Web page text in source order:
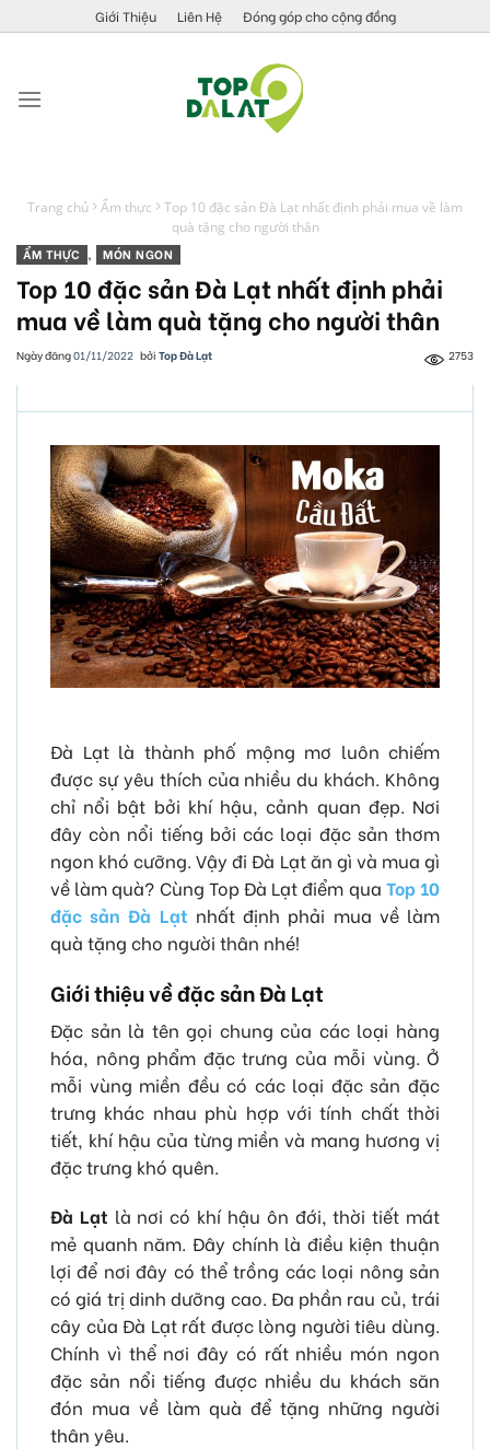
to
Giới Thiệu Liên Hệ Đóng góp cho cộng đồng
Trang chủ Ẩm thực
Top 10 đặc sản Đà Lạt nhất định phải mua về làm
quà tặng cho người thân
ẨM THỰC , MÓN NGON
Top 10 đặc sản Đà Lạt nhất định phải
mua về làm quà tặng cho người thân
Ngày đăng01/11/2022 bởi Top Đà Lạt 2753
Đà Lạt là thành phố mộng mơ luôn chiếm
được sự yêu thích của nhiều du khách. Không
chỉ nổi bật bởi khí hậu, cảnh quan đẹp. Nơi
đây còn nổi tiếng bởi các loại đặc sản thơm
ngon khó cưỡng. Vậy đi Đà Lạt ăn gì và mua gì
về làm quà? Cùng Top Đà Lạt điểm qua Top 10
đặc sản Đà Lạt nhất định phải mua về làm
quà tặng cho người thân nhé!
Giới thiệu về đặc sản Đà Lạt
Đặc sản là tên gọi chung của các loại hàng
hóa, nông phẩm đặc trưng của mỗi vùng. Ở
mỗi vùng miền đều có các loại đặc sản đặc
trưng khác nhau phù hợp với tính chất thời
tiết, khí hậu của từng miền và mang hương vị
đặc trưng khó quên.
Đà Lạt là nơi có khí hậu ôn đới, thời tiết mát
mẻ quanh năm. Đây chính là điều kiện thuận
lợi để nơi đây có thể trồng các loại nông sản
có giá trị dinh dưỡng cao. Đa phần rau củ, trái
cây của Đà Lạt rất được lòng người tiêu dùng.
Chính vì thể nơi đây có rất nhiều món ngon
đặc sản nổi tiếng được nhiều du khách săn
đón mua về làm quà để tặng những người
thân yêu.